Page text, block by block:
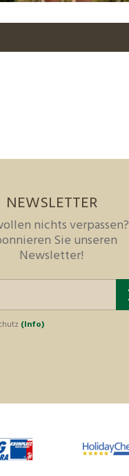
NEWSLETTER
nichts verpassen?
Sie unseren
Newsletter!
(Info)